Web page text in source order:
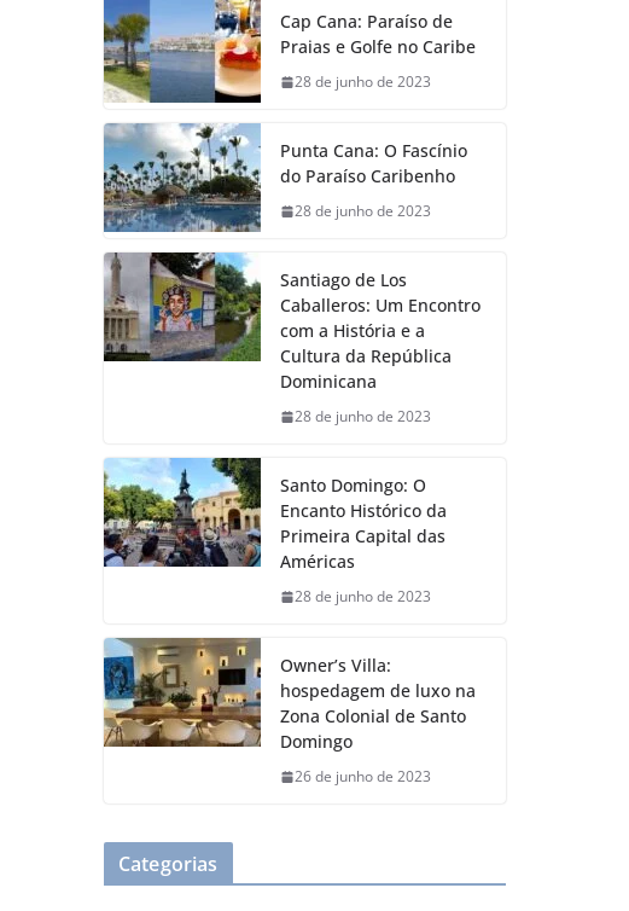
Cap Cana: Paraíso de
Praias e Golfe no Caribe
28 de junho de 2023
Punta Cana: O Fascínio
do Paraíso Caribenho
28 de junho de 2023
Santiago de Los
Caballeros: Um Encontro
com a História e a
Cultura da República
Dominicana
28 de junho de 2023
Santo Domingo: O
Encanto Histórico da
Primeira Capital das
Américas
28 de junho de 2023
Owner’s Villa:
hospedagem de luxo na
Zona Colonial de Santo
Domingo
26 de junho de 2023
Categorias